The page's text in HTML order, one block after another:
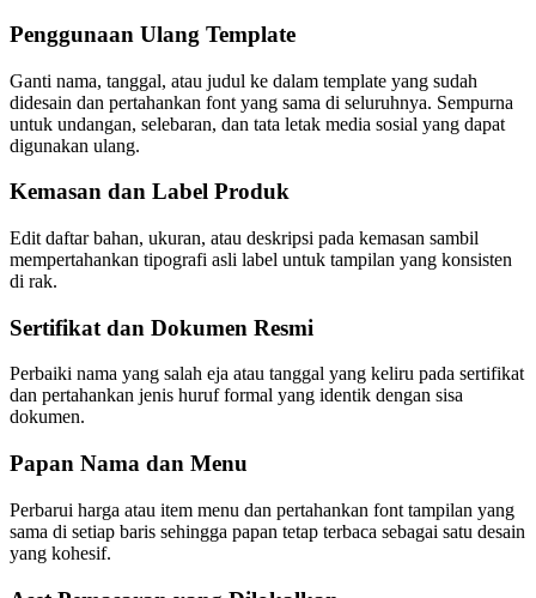
Penggunaan Ulang Template
Ganti nama, tanggal, atau judul ke dalam template yang sudah
didesain dan pertahankan font yang sama di seluruhnya. Sempurna
untuk undangan, selebaran, dan tata letak media sosial yang dapat
digunakan ulang.
Kemasan dan Label Produk
Edit daftar bahan, ukuran, atau deskripsi pada kemasan sambil
mempertahankan tipografi asli label untuk tampilan yang konsisten
di rak.
Sertifikat dan Dokumen Resmi
Perbaiki nama yang salah eja atau tanggal yang keliru pada sertifikat
dan pertahankan jenis huruf formal yang identik dengan sisa
dokumen.
Papan Nama dan Menu
Perbarui harga atau item menu dan pertahankan font tampilan yang
sama di setiap baris sehingga papan tetap terbaca sebagai satu desain
yang kohesif.